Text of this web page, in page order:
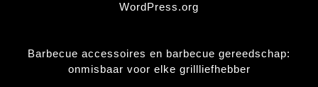
WordPress.org
Barbecue accessoires en barbecue gereedschap:
onmisbaar voor elke grillliefhebber